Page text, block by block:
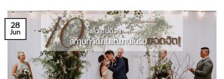
28
Jun